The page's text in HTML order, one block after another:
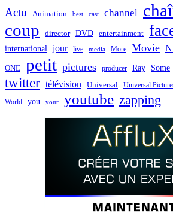
Actu Animation best cast channel
coup director DVD entertainment
international jour live media More Movie
ONE petit pictures producer Ray Some
twitter télévision Universal Universal
World you your youtube zapping